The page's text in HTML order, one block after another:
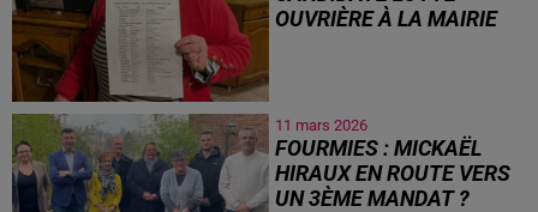
OUVRIÈRE À LA MAIRIE
11 mars 2026
FOURMIES : MICKAËL
HIRAUX EN ROUTE VERS
UN 3ÈME MANDAT ?